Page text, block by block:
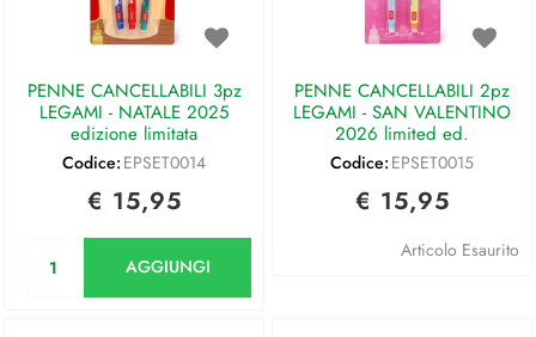
PENNE CANCELLABILI 3pz
LEGAMI - NATALE 2025
edizione limitata
Codice: EPSET0014
€ 15,95
AGGIUNGI
PENNE CANCELLABILI 2pz
LEGAMI - SAN VALENTINO
2026 limited ed.
Codice: EPSET0015
€ 15,95
Articolo Esaurito